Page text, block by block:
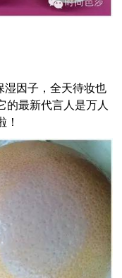
湿因子，全天待妆也
的最新代言人是万人
！